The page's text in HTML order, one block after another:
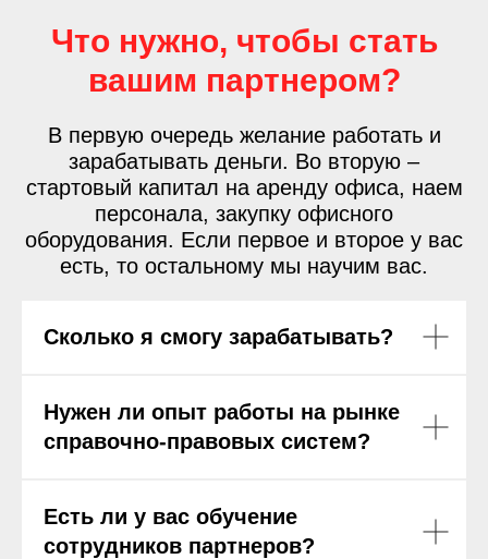
Что нужно, чтобы стать
вашим партнером?
В первую очередь желание работать и
зарабатывать деньги. Во вторую –
стартовый капитал на аренду офиса, наем
персонала, закупку офисного
оборудования. Если первое и второе у вас
есть, то остальному мы научим вас.
Сколько я смогу зарабатывать?
Нужен ли опыт работы на рынке
справочно-правовых систем?
Есть ли у вас обучение
сотрудников партнеров?